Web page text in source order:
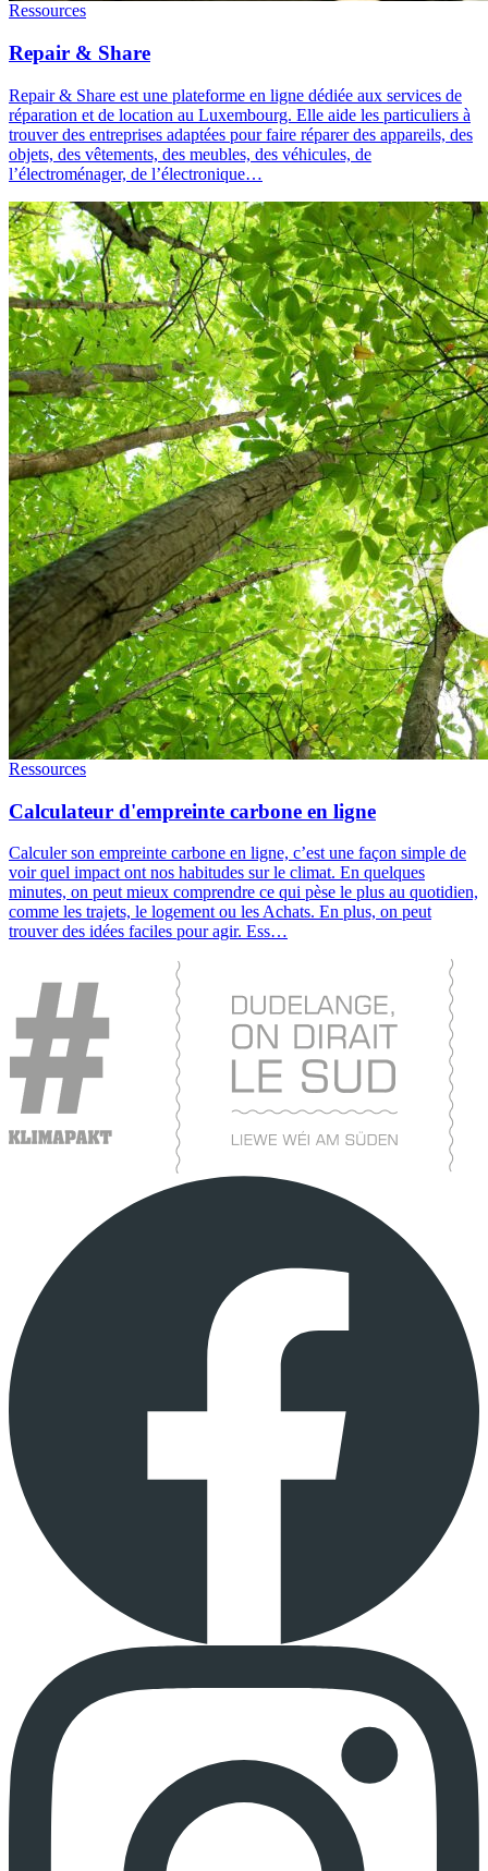
Ressources
Repair & Share
Repair & Share est une plateforme en ligne dédiée aux services de
réparation et de location au Luxembourg. Elle aide les particuliers à
trouver des entreprises adaptées pour faire réparer des appareils, des
objets, des vêtements, des meubles, des véhicules, de
l’électroménager, de l’électronique…
Ressources
Calculateur d'empreinte carbone en ligne
Calculer son empreinte carbone en ligne, c’est une façon simple de
voir quel impact ont nos habitudes sur le climat. En quelques
minutes, on peut mieux comprendre ce qui pèse le plus au quotidien,
comme les trajets, le logement ou les Achats. En plus, on peut
trouver des idées faciles pour agir. Ess…